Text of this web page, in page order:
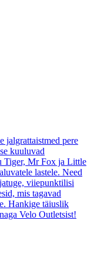
jalgrattaistmed pere
kuuluvad
Tiger, Mr Fox ja Little
lastele. Need
viiepunktilisi
mis tagavad
Hankige täiuslik
Velo Outletsist!